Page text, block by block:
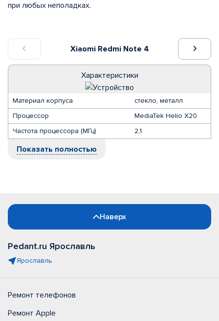
Xiaomi Redmi Note 4
Характеристики
Материал корпуса
стекло, металл
Процессор
MediaTek Helio X20
Частота процессора (МГц)
2,1
Показать полностью
при любых неполадках.
Наверх
Pedant.ru Ярославль
Ярославль
Ремонт телефонов
Ремонт Apple